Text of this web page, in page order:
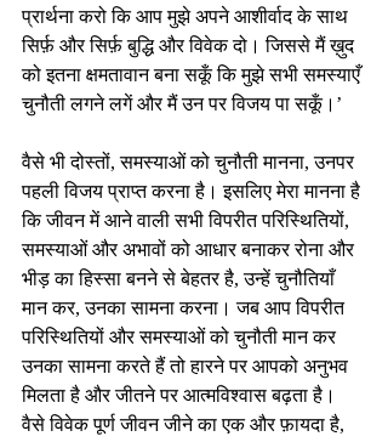
प्रार्थना करो कि आप मुझे अपने आशीर्वाद के साथ
सिर्फ़ और सिर्फ़ बुद्धि और विवेक दो। जिससे मैं ख़ुद
को इतना क्षमतावान बना सकूँ कि मुझे सभी समस्याएँ
चुनौती लगने लगें और मैं उन पर विजय पा सकूँ।’
वैसे भी दोस्तों, समस्याओं को चुनौती मानना, उनपर
पहली विजय प्राप्त करना है। इसलिए मेरा मानना है
कि जीवन में आने वाली सभी विपरीत परिस्थितियों,
समस्याओं और अभावों को आधार बनाकर रोना और
भीड़ का हिस्सा बनने से बेहतर है, उन्हें चुनौतियाँ
मान कर, उनका सामना करना। जब आप विपरीत
परिस्थितियों और समस्याओं को चुनौती मान कर
उनका सामना करते हैं तो हारने पर आपको अनुभव
मिलता है और जीतने पर आत्मविश्वास बढ़ता है।
वैसे विवेक पूर्ण जीवन जीने का एक और फ़ायदा है,